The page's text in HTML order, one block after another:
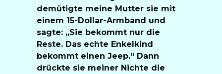
demütigte meine Mutter sie mit
einem 15-Dollar-Armband und
sagte: „Sie bekommt nur die
Reste. Das echte Enkelkind
bekommt einen Jeep.“ Dann
drückte sie meiner Nichte die